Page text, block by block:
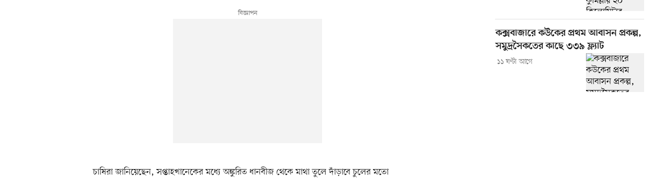
চাষিরা জানিয়েছেন, সপ্তাহখানেকের মধ্যে অঙ্কুরিত ধানবীজ থেকে মাথা তুলে দাঁড়াবে চুলের মতো
কক্সবাজারে কউকের প্রথম আবাসন প্রকল্প,
সমুদ্রসৈকতের কাছে ৩৩৯ ফ্ল্যাট
১১ ঘণ্টা আগে